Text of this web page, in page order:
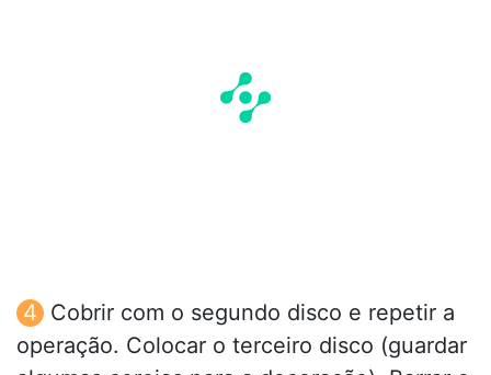
Cobrir com o segundo disco e repetir a
operação. Colocar o terceiro disco (guardar